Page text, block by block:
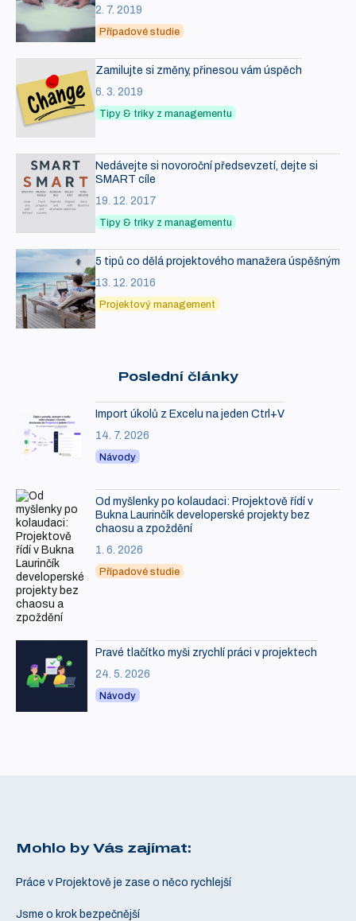
2. 7. 2019
Případové studie
Zamilujte si změny, přinesou vám úspěch
6. 3. 2019
Tipy & triky z managementu
Nedávejte si novoroční předsevzetí, dejte si
SMART cíle
19. 12. 2017
Tipy & triky z managementu
5 tipů co dělá projektového manažera úspěšným
13. 12. 2016
Projektový management
Poslední články
Import úkolů z Excelu na jeden Ctrl+V
14. 7. 2026
Návody
Od myšlenky po kolaudaci: Projektově řídí v
Bukna Laurinčík developerské projekty bez
chaosu a zpoždění
1. 6. 2026
Případové studie
Pravé tlačítko myši zrychlí práci v projektech
24. 5. 2026
Návody
Mohlo by Vás zajímat:
Práce v Projektově je zase o něco rychlejší
Jsme o krok bezpečnější